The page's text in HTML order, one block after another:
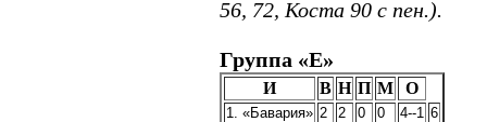
56, 72, Коста 90 с пен.).
Группа «E»
И В Н П М О
1. «Бавария» 2 2 0 0 4--1 6